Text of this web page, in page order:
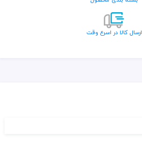
ارسال کالا در اسرع وقت